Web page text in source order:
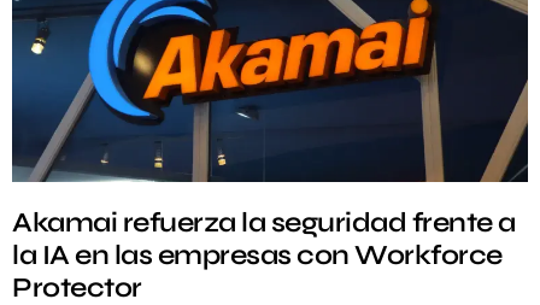
Akamai refuerza la seguridad frente a
la IA en las empresas con Workforce
Protector